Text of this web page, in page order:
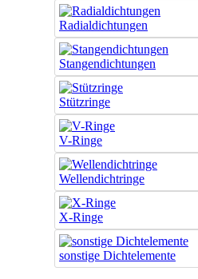
Radialdichtungen
Stangendichtungen
Stützringe
V-Ringe
Wellendichtringe
X-Ringe
sonstige Dichtelemente